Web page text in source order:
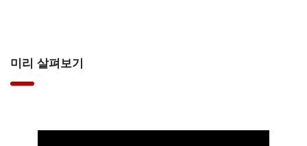
미리 살펴보기